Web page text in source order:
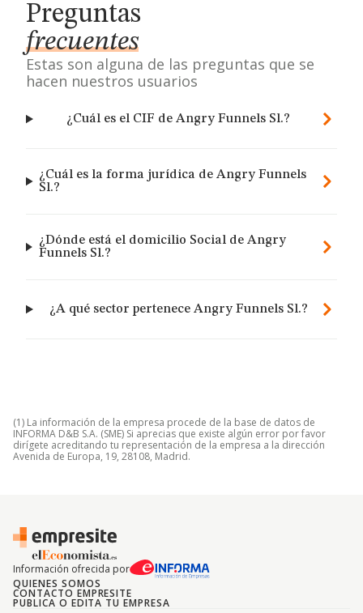
Preguntas
frecuentes
Estas son alguna de las preguntas que se
hacen nuestros usuarios
¿Cuál es el CIF de Angry Funnels Sl.?
¿Cuál es la forma jurídica de Angry Funnels
Sl.?
¿Dónde está el domicilio Social de Angry
Funnels Sl.?
¿A qué sector pertenece Angry Funnels Sl.?
(1) La información de la empresa procede de la base de datos de
INFORMA D&B S.A. (SME) Si aprecias que existe algún error por favor
dirígete acreditando tu representación de la empresa a la dirección
Avenida de Europa, 19, 28108, Madrid.
Información ofrecida por
QUIENES SOMOS
CONTACTO EMPRESITE
PUBLICA O EDITA TU EMPRESA